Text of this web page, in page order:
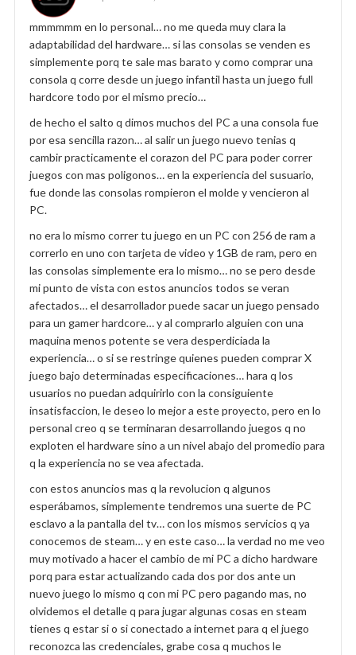
mmmmmm en lo personal… no me queda muy clara la
adaptabilidad del hardware… si las consolas se venden es
simplemente porq te sale mas barato y como comprar una
consola q corre desde un juego infantil hasta un juego full
hardcore todo por el mismo precio…
de hecho el salto q dimos muchos del PC a una consola fue
por esa sencilla razon… al salir un juego nuevo tenias q
cambir practicamente el corazon del PC para poder correr
juegos con mas poligonos… en la experiencia del susuario,
fue donde las consolas rompieron el molde y vencieron al
PC.
no era lo mismo correr tu juego en un PC con 256 de ram a
correrlo en uno con tarjeta de video y 1GB de ram, pero en
las consolas simplemente era lo mismo… no se pero desde
mi punto de vista con estos anuncios todos se veran
afectados… el desarrollador puede sacar un juego pensado
para un gamer hardcore… y al comprarlo alguien con una
maquina menos potente se vera desperdiciada la
experiencia… o si se restringe quienes pueden comprar X
juego bajo determinadas especificaciones… hara q los
usuarios no puedan adquirirlo con la consiguiente
insatisfaccion, le deseo lo mejor a este proyecto, pero en lo
personal creo q se terminaran desarrollando juegos q no
exploten el hardware sino a un nivel abajo del promedio para
q la experiencia no se vea afectada.
con estos anuncios mas q la revolucion q algunos
esperábamos, simplemente tendremos una suerte de PC
esclavo a la pantalla del tv… con los mismos servicios q ya
conocemos de steam… y en este caso… la verdad no me veo
muy motivado a hacer el cambio de mi PC a dicho hardware
porq para estar actualizando cada dos por dos ante un
nuevo juego lo mismo q con mi PC pero pagando mas, no
olvidemos el detalle q para jugar algunas cosas en steam
tienes q estar si o si conectado a internet para q el juego
reconozca las credenciales, grabe cosa q muchos le